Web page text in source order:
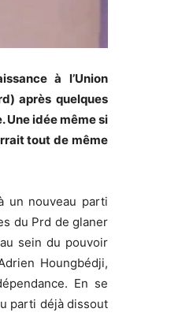
à l’Union
après quelques
Une idée même si
tout de même
un nouveau parti
du Prd de glaner
sein du pouvoir
Houngbédji,
En se
parti déjà dissout